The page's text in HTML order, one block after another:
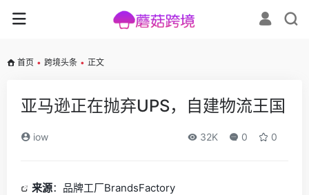
首页 • 跨境头条 • 正文
亚马逊正在抛弃UPS，自建物流王国
iow 32K 0 0
来源： 品牌工厂BrandsFactory